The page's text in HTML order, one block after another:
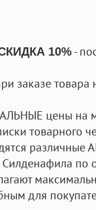
10%-
заказе
цены на
товарного
по
для